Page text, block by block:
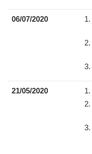
06/07/2020
21/05/2020